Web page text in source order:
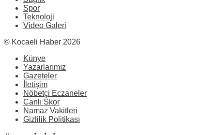
Spor
Teknoloji
Video Galeri
© Kocaeli Haber 2026
Künye
Yazarlarımız
Gazeteler
İletişim
Nöbetçi Eczaneler
Canlı Skor
Namaz Vakitleri
Gizlilik Politikası